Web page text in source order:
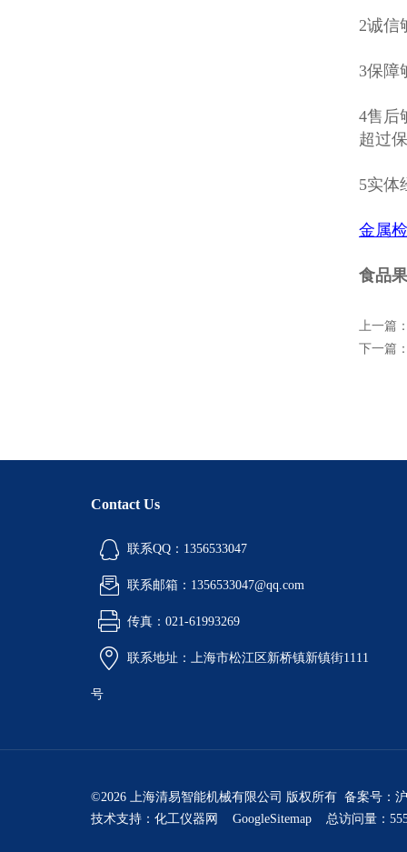
2诚信
3保障
4售后
超过
5实体
金属
食品
上一篇
下一篇
Contact Us
联系QQ：1356533047
联系邮箱：1356533047@qq.com
传真：021-61993269
联系地址：上海市松江区新桥镇新镇街1111
号
©2026 上海清易智能机械有限公司 版权所有 备案号：
技术支持： 化工仪器网 GoogleSitemap 总访问量：